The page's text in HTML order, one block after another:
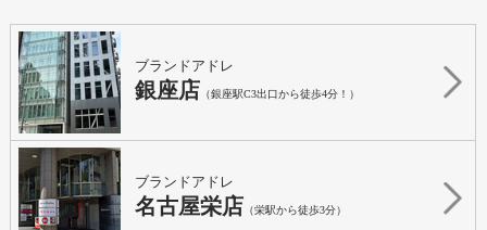
ブランドアドレ
銀座店 （銀座駅C3出口から徒歩4分！）
ブランドアドレ
名古屋栄店 （栄駅から徒歩3分）